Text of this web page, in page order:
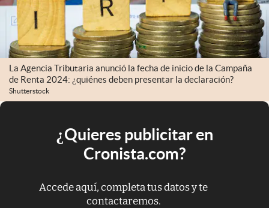
La Agencia Tributaria anunció la fecha de inicio de la Campaña
de Renta 2024: ¿quiénes deben presentar la declaración?
Shutterstock
¿Quieres publicitar en
Cronista.com?
Accede aquí, completa tus datos y te
contactaremos.